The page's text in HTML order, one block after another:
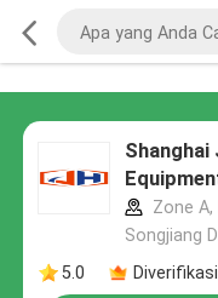
Shanghai
Zone A,
Songjiang
5.0